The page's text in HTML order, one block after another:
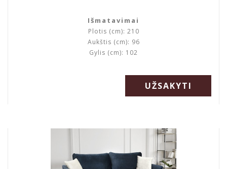
Išmatavimai
Plotis (cm): 210
Aukštis (cm): 96
Gylis (cm): 102
UŽSAKYTI